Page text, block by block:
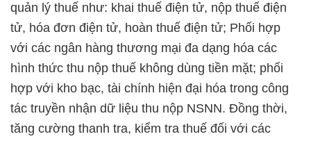
quản lý thuế như: khai thuế điện tử, nộp thuế điện
tử, hóa đơn điện tử, hoàn thuế điện tử; Phối hợp
với các ngân hàng thương mại đa dạng hóa các
hình thức thu nộp thuế không dùng tiền mặt; phối
hợp với kho bạc, tài chính hiện đại hóa trong công
tác truyền nhận dữ liệu thu nộp NSNN. Đồng thời,
tăng cường thanh tra, kiểm tra thuế đối với các